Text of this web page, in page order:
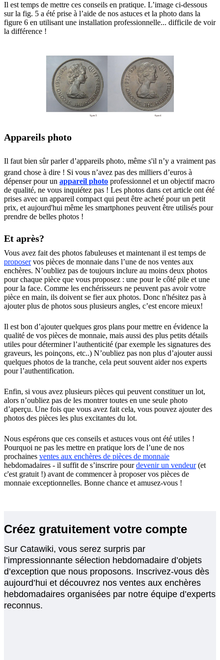
Il est temps de mettre ces conseils en pratique. L’image ci-dessous
sur la fig. 5 a été prise à l’aide de nos astuces et la photo dans la
figure 6 en utilisant une installation professionnelle... difficile de voir
la différence !
Appareils photo
Il faut bien sûr parler d’appareils photo, même s'il n’y a vraiment pas
grand chose à dire ! Si vous n’avez pas des milliers d’euros à
dépenser pour un appareil photo professionnel et un objectif macro
de qualité, ne vous inquiétez pas ! Les photos dans cet article ont été
prises avec un appareil compact qui peut être acheté pour un petit
prix, et aujourd'hui même les smartphones peuvent être utilisés pour
prendre de belles photos !
Et après?
Vous avez fait des photos fabuleuses et maintenant il est temps de
proposervos pièces de monnaie dans l’une de nos ventes aux
enchères. N’oubliez pas de toujours inclure au moins deux photos
pour chaque pièce que vous proposez : une pour le côté pile et une
pour la face. Comme les enchérisseurs ne peuvent pas avoir votre
pièce en main, ils doivent se fier aux photos. Donc n'hésitez pas à
ajouter plus de photos sous plusieurs angles, c’est encore mieux!
Il est bon d’ajouter quelques gros plans pour mettre en évidence la
qualité de vos pièces de monnaie, mais aussi des plus petits détails
utiles pour déterminer l’authenticité (par exemple les signatures des
graveurs, les poinçons, etc..) N’oubliez pas non plus d’ajouter aussi
quelques photos de la tranche, cela peut souvent aider nos experts
pour l’authentification.
Enfin, si vous avez plusieurs pièces qui peuvent constituer un lot,
alors n’oubliez pas de les montrer toutes en une seule photo
d’aperçu. Une fois que vous avez fait cela, vous pouvez ajouter des
photos des pièces les plus excitantes du lot.
Nous espérons que ces conseils et astuces vous ont été utiles !
Pourquoi ne pas les mettre en pratique lors de l’une de nos
prochaines ventes aux enchères de pièces de monnaie
hebdomadaires - il suffit de s’inscrire pourdevenir un vendeur(et
c'est gratuit !) avant de commencer à proposer vos pièces de
monnaie exceptionnelles. Bonne chance et amusez-vous !
Créez gratuitement votre compte
Sur Catawiki, vous serez surpris par
l’impressionnante sélection hebdomadaire d’objets
d’exception que nous proposons. Inscrivez-vous dès
aujourd’hui et découvrez nos ventes aux enchères
hebdomadaires organisées par notre équipe d’experts
reconnus.